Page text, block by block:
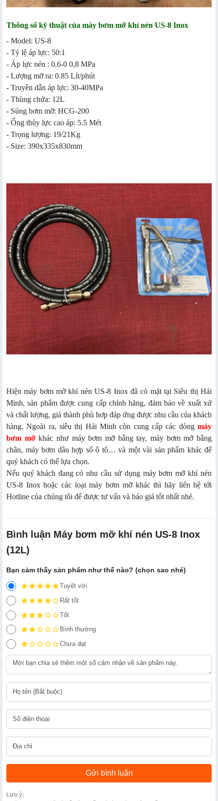
Thông số kỹ thuật của máy bơm mỡ khí nén US-8 Inox
- Model: US-8
- Tỷ lệ áp lực: 50:1
- Áp lực nén : 0.6-0 0,8 MPa
- Lượng mỡ ra: 0.85 Lít/phút
- Truyền dẫn áp lực: 30-40MPa
- Thùng chứa: 12L
- Súng bơm mỡ: HCG-200
- Ống thủy lực cao áp: 5.5 Mét
- Trọng lượng: 19/21Kg
- Size: 390x335x830mm
Hiện máy bơm mỡ khí nén US-8 Inox đã có mặt tại Siêu thị Hải
Minh, sản phẩm được cung cấp chính hãng, đảm bảo về xuất xứ
và chất lượng, giá thành phù hơp đáp ứng được nhu cầu của khách
hàng. Ngoài ra, siêu thị Hải Minh còn cung cấp các dòng máy
bơm mỡkhác như máy bơm mỡ bằng tay, máy bơm mỡ bằng
chân, máy bơm dầu hợp số ô tô… và một vài sản phẩm khác để
quý khách có thể lựa chọn.
Nếu quý khách đang có nhu cầu sử dụng máy bơm mỡ khí nén
US-8 Inox hoặc các loại máy bơm mỡ khác thì hãy liên hệ tới
Hotline của chúng tôi để được tư vấn và báo giá tốt nhất nhé.
Bình luận Máy bơm mỡ khí nén US-8 Inox
(12L)
Bạn cảm thấy sản phẩm như thế nào? (chọn sao nhé)
Tuyệt vời
Rất tốt
Tốt
Bình thường
Chưa đạt
Lưu ý: